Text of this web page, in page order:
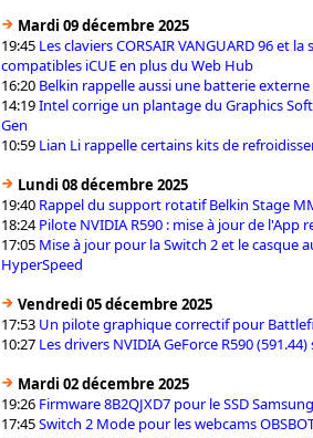
Mardi 09 décembre 2025
19:45 Les claviers CORSAIR VANGUARD 96 et
compatibles iCUE en plus du Web Hub
16:20 Belkin rappelle aussi une batterie externe
14:19Intel corrige un plantage du Graphics
Gen
10:59 Lian Li rappelle certains kits de
Lundi 08 décembre 2025
19:40 Rappel du support rotatif Belkin Stage
18:24Pilote NVIDIA R590 : mise à jour de
17:05 Mise à jour pour la Switch 2 et le casque
HyperSpeed
Vendredi 05 décembre 2025
17:53 Un pilote graphique correctif pour
10:27 Les drivers NVIDIA GeForce R590
Mardi 02 décembre 2025
19:26 Firmware 8B2QJXD7 pour le SSD
17:45Switch 2 Mode pour les webcams